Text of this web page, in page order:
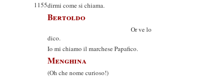
1155dirmi come si chiama.
Bertoldo
Or ve lo
dico.
Io mi chiamo il marchese Papafico.
Menghina
(Oh che nome curioso!)